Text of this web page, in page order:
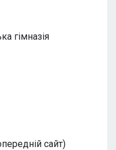
гімназія
сайт)